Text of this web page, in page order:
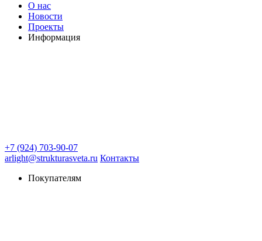
О нас
Новости
Проекты
Информация
+7 (924) 703-90-07
arlight@strukturasveta.ru Контакты
Покупателям